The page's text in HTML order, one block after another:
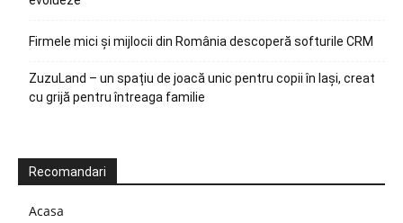
Firmele mici și mijlocii din România descoperă softurile CRM
ZuzuLand – un spațiu de joacă unic pentru copii în Iași, creat
cu grijă pentru întreaga familie
Recomandari
Acasa